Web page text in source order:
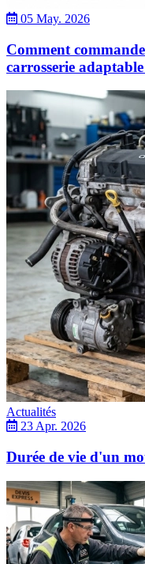
05 May. 2026
Comment
carrosserie
Actualités
23 Apr. 2026
Durée de vie d'un